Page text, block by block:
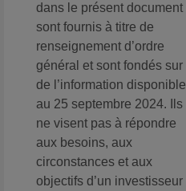
dans le présent document
sont fournis à titre de
renseignement d’ordre
général et sont fondés sur
de l’information disponible
au 25 septembre 2024. Ils
ne visent pas à répondre
aux besoins, aux
circonstances et aux
objectifs d’un investisseur